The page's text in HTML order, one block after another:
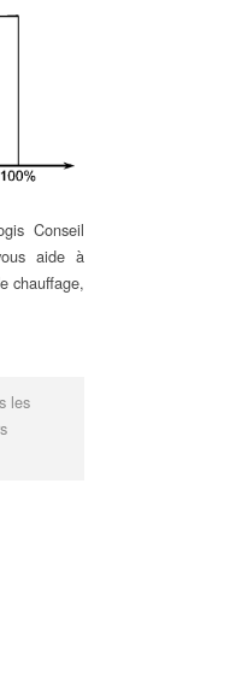
Conseil
aide à
chauffage,
les